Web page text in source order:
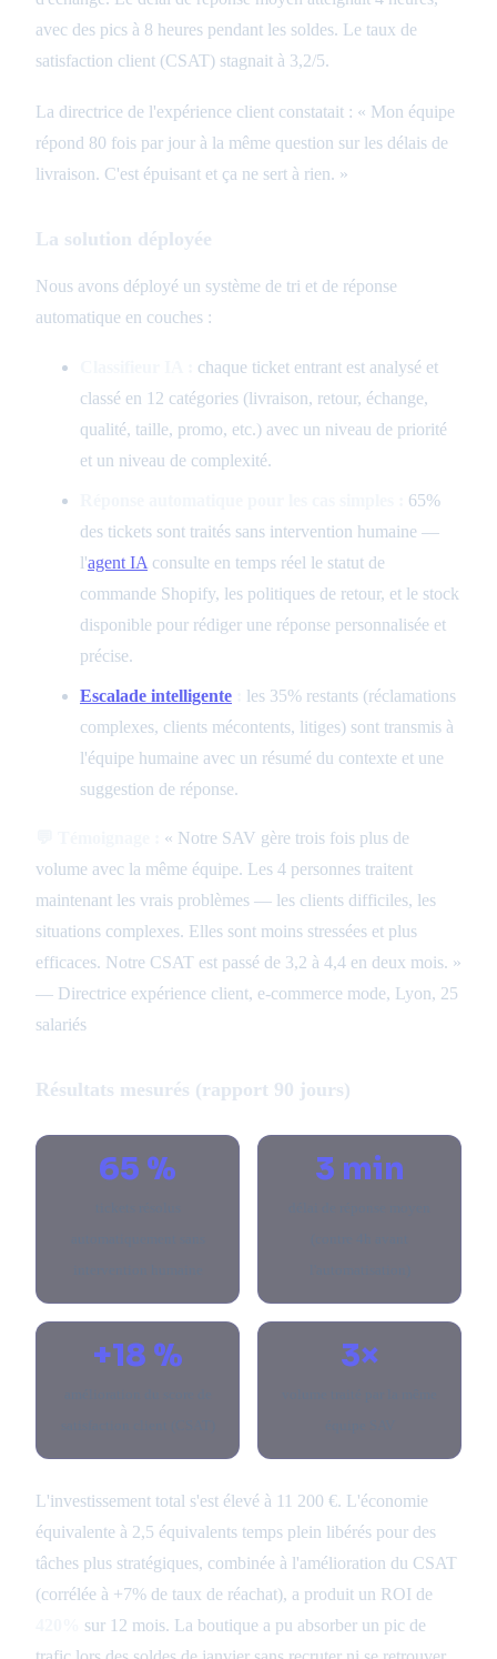
avec des pics à 8 heures pendant les soldes. Le taux de
satisfaction client (CSAT) stagnait à 3,2/5.
La directrice de l'expérience client constatait : « Mon équipe
répond 80 fois par jour à la même question sur les délais de
livraison. C'est épuisant et ça ne sert à rien. »
La solution déployée
Nous avons déployé un système de tri et de réponse
automatique en couches :
chaque ticket entrant est analysé et
classé en 12 catégories (livraison, retour, échange,
qualité, taille, promo, etc.) avec un niveau de priorité
et un niveau de complexité.
65%
des tickets sont traités sans intervention humaine —
l'agent IAconsulte en temps réel le statut de
commande Shopify, les politiques de retour, et le stock
disponible pour rédiger une réponse personnalisée et
précise.
Escalade intelligente
les 35% restants (réclamations
complexes, clients mécontents, litiges) sont transmis à
l'équipe humaine avec un résumé du contexte et une
suggestion de réponse.
« Notre SAV gère trois fois plus de
volume avec la même équipe. Les 4 personnes traitent
maintenant les vrais problèmes — les clients difficiles, les
situations complexes. Elles sont moins stressées et plus
efficaces. Notre CSAT est passé de 3,2 à 4,4 en deux mois. »
— Directrice expérience client, e-commerce mode, Lyon, 25
salariés
Résultats mesurés (rapport 90 jours)
65 % 3 min
+18 % 3×
L'investissement total s'est élevé à 11 200 €. L'économie
équivalente à 2,5 équivalents temps plein libérés pour des
tâches plus stratégiques, combinée à l'amélioration du CSAT
(corrélée à +7% de taux de réachat), a produit un ROI de
sur 12 mois. La boutique a pu absorber un pic de